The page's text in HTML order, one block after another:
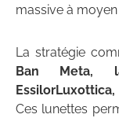
massive à
La stratégie
Ban Meta,
Ces lunettes